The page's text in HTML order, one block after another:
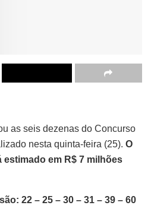
as seis dezenas do Concurso
nesta quinta-feira (25). O
em R$ 7 milhões
22 – 25 – 30 – 31 – 39 – 60